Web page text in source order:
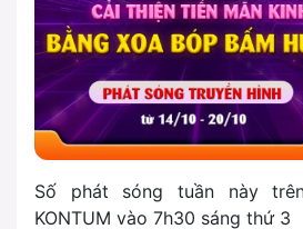
Số phát sóng tuần này
KONTUM vào 7h30 sáng thứ 3